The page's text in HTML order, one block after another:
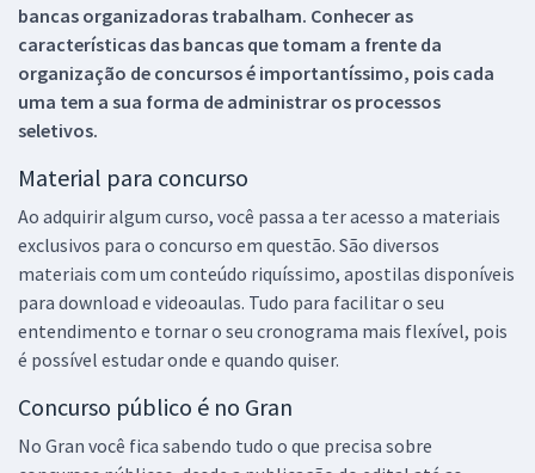
bancas organizadoras trabalham. Conhecer as
características das bancas que tomam a frente da
organização de concursos é importantíssimo, pois cada
uma tem a sua forma de administrar os processos
seletivos.
Material para concurso
Ao adquirir algum curso, você passa a ter acesso a materiais
exclusivos para o concurso em questão. São diversos
materiais com um conteúdo riquíssimo, apostilas disponíveis
para download e videoaulas. Tudo para facilitar o seu
entendimento e tornar o seu cronograma mais flexível, pois
é possível estudar onde e quando quiser.
Concurso público é no Gran
No Gran você fica sabendo tudo o que precisa sobre